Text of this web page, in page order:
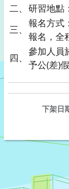
二、 研習地點
三、
報名方式
報名，全
四、
參加人員
予公(差)假
下架日